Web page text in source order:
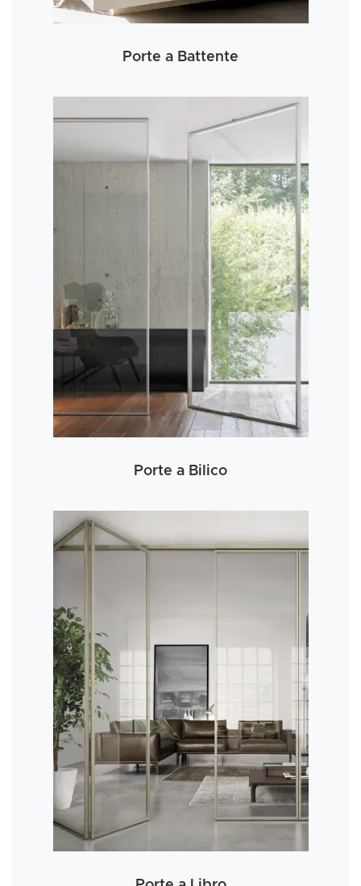
Porte a Battente
Porte a Bilico